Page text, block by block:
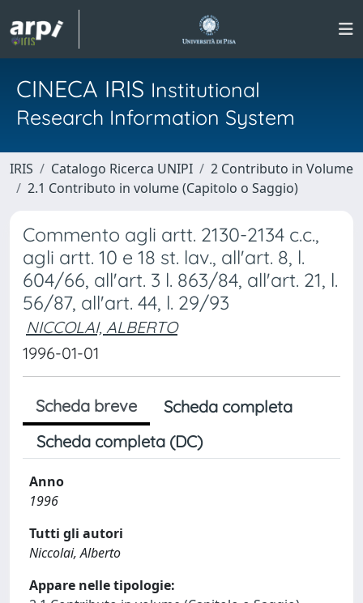
CINECA IRIS Institutional
Research Information System
IRIS Catalogo Ricerca UNIPI
2 Contributo in Volume
2.1 Contributo in volume (Capitolo o Saggio)
Commento agli artt. 2130-2134 c.c.,
agli artt. 10 e 18 st. lav., all'art. 8, l.
604/66, all'art. 3 l. 863/84, all'art. 21, l.
56/87, all'art. 44, l. 29/93
NICCOLAI, ALBERTO
1996-01-01
Scheda breve
Scheda completa
Scheda completa (DC)
Anno
1996
Tutti gli autori
Niccolai, Alberto
Appare nelle tipologie: